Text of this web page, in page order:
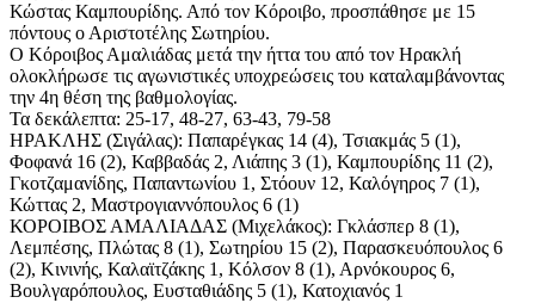
Κώστας Καμπουρίδης. Από τον Κόροιβο, προσπάθησε με 15
πόντους ο Αριστοτέλης Σωτηρίου.
Ο Κόροιβος Αμαλιάδας μετά την ήττα του από τον Ηρακλή
ολοκλήρωσε τις αγωνιστικές υποχρεώσεις του καταλαμβάνοντας
την 4η θέση της βαθμολογίας.
Τα δεκάλεπτα: 25-17, 48-27, 63-43, 79-58
ΗΡΑΚΛΗΣ (Σιγάλας): Παπαρέγκας 14 (4), Τσιακμάς 5 (1),
Φοφανά 16 (2), Καββαδάς 2, Λιάπης 3 (1), Καμπουρίδης 11 (2),
Γκοτζαμανίδης, Παπαντωνίου 1, Στόουν 12, Καλόγηρος 7 (1),
Κώττας 2, Μαστρογιαννόπουλος 6 (1)
ΚΟΡΟΙΒΟΣ ΑΜΑΛΙΑΔΑΣ (Μιχελάκος): Γκλάσπερ 8 (1),
Λεμπέσης, Πλώτας 8 (1), Σωτηρίου 15 (2), Παρασκευόπουλος 6
(2), Κινινής, Καλαϊτζάκης 1, Κόλσον 8 (1), Αρνόκουρος 6,
Βουλγαρόπουλος, Ευσταθιάδης 5 (1), Κατοχιανός 1